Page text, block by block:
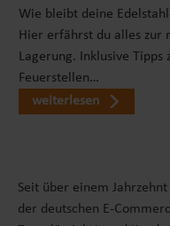
Wie bleibt deine
Hier erfährst du alles zur
Lagerung. Inklusive
Feuerstellen…
weiterlesen
Seit über einem
der deutschen E-